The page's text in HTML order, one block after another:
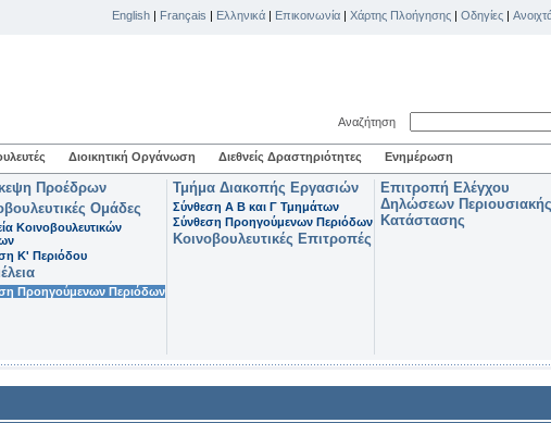
English | Français | Ελληνικά | Επικοινωνία | Χάρτης Πλοήγησης | Οδηγίες |
Αναζήτηση
Διοικητική Οργάνωση Διεθνείς Δραστηριότητες Ενημέρωση
Προέδρων
Ομάδες
Κοινοβουλευτικών
K' Περιόδου
Προηγούμενων Περιόδων
Τμήμα Διακοπής Εργασιών
Σύνθεση Α Β και Γ Τμημάτων
Σύνθεση Προηγούμενων Περιόδων
Κοινοβουλευτικές Επιτροπές
Επιτροπή Ελέγχου
Δηλώσεων Περιουσιακής
Κατάστασης